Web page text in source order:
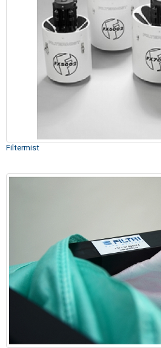
Filtermist